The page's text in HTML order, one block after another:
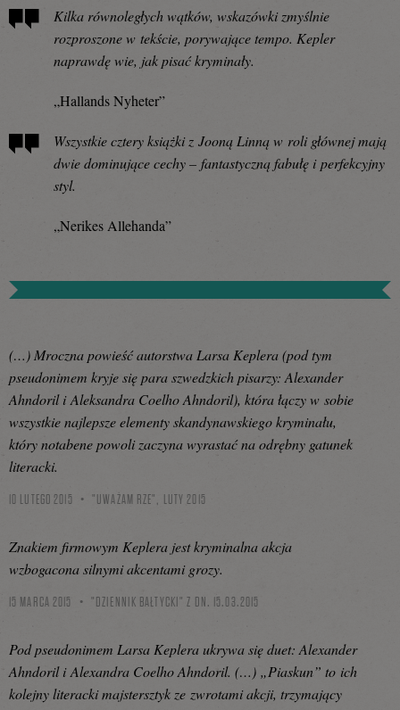
Kilka równoległych wątków, wskazówki zmyślnie
rozproszone w tekście, porywające tempo. Kepler
naprawdę wie, jak pisać kryminały.
„Hallands Nyheter”
Wszystkie cztery książki z Jooną Linną w roli głównej mają
dwie dominujące cechy – fantastyczną fabułę i perfekcyjny
styl.
„Nerikes Allehanda”
(…) Mroczna powieść autorstwa Larsa Keplera (pod tym
pseudonimem kryje się para szwedzkich pisarzy: Alexander
Ahndoril i Aleksandra Coelho Ahndoril), która łączy w sobie
wszystkie najlepsze elementy skandynawskiego kryminału,
który notabene powoli zaczyna wyrastać na odrębny gatunek
literacki.
10 LUTEGO 2015 "UWAŻAM RZE", LUTY 2015
Znakiem firmowym Keplera jest kryminalna akcja
wzbogacona silnymi akcentami grozy.
15 MARCA 2015 "DZIENNIK BAŁTYCKI" Z DN. 15.03.2015
Pod pseudonimem Larsa Keplera ukrywa się duet: Alexander
Ahndoril i Alexandra Coelho Ahndoril. (…) „Piaskun” to ich
kolejny literacki majstersztyk ze zwrotami akcji, trzymający